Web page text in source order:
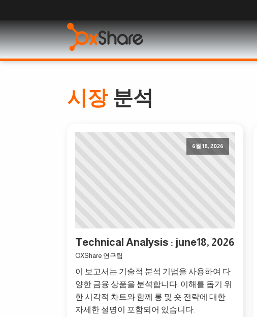
시장 분석
6월 18, 2026
Technical Analysis : june18, 2026
OXShare 연구팀
이 보고서는 기술적 분석 기법을 사용하여 다
양한 금융 상품을 분석합니다. 이해를 돕기 위
한 시각적 차트와 함께 롱 및 숏 전략에 대한
자세한 설명이 포함되어 있습니다.